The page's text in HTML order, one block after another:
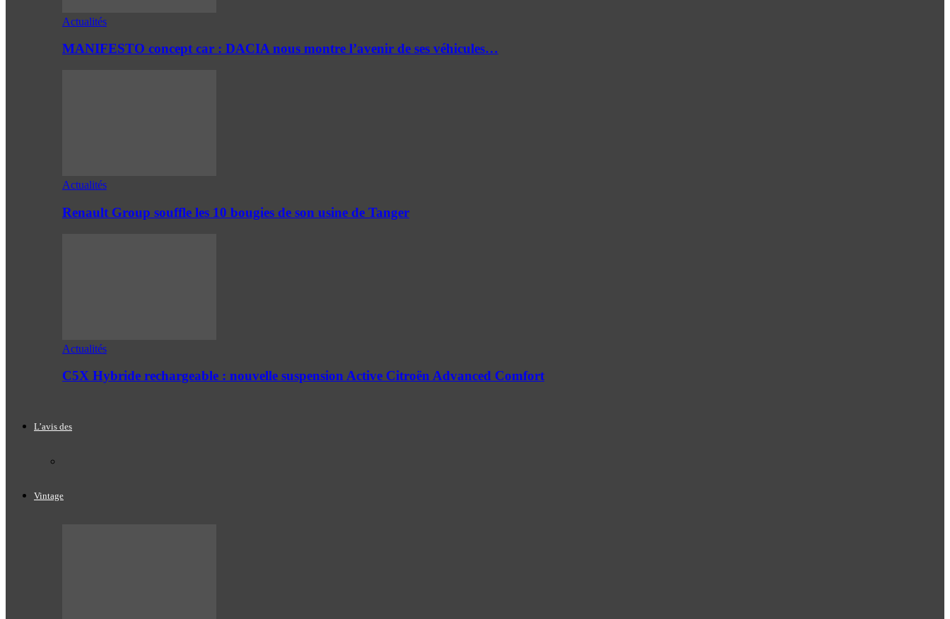
Actualités
MANIFESTO concept car : DACIA nous montre l’avenir de ses véhicules…
Actualités
Renault Group souffle les 10 bougies de son usine de Tanger
Actualités
C5X Hybride rechargeable : nouvelle suspension Active Citroën Advanced Comfort
L’avis des
Vintage